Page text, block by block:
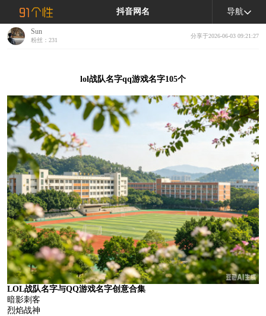
抖音网名 导航
Sun
粉丝：231
分享于2026-06-03 09:21:27
lol战队名字qq游戏名字105个
LOL战队名字与QQ游戏名字创意合集
暗影刺客
烈焰战神